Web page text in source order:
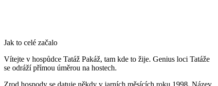
Jak to celé začalo
Vítejte v hospůdce Tatáž Pakáž, tam kde to žije. Genius loci Tatáže
se odráží přímou úměrou na hostech.
Zrod hospody se datuje někdy v jarních měsících roku 1998. Název